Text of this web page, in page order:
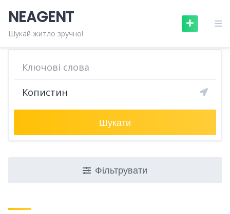
content
NEAGENT
Шукай житло зручно!
Шукати
Фільтрувати